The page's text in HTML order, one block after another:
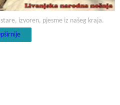
izvoren, pjesme iz našeg kraja.